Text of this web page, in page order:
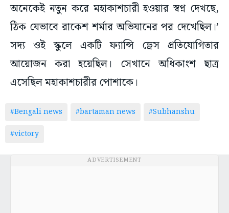
অনেকেই নতুন করে মহাকাশচারী হওয়ার স্বপ্ন দেখছে,
ঠিক যেভাবে রাকেশ শর্মার অভিযানের পর দেখেছিল।’
সদ্য ওই স্কুলে একটি ফ্যান্সি ড্রেস প্রতিযোগিতার
আয়োজন করা হয়েছিল। সেখানে অধিকাংশ ছাত্র
এসেছিল মহাকাশচারীর পোশাকে।
#Bengali news #bartaman news
#Subhanshu
#victory
ADVERTISEMENT